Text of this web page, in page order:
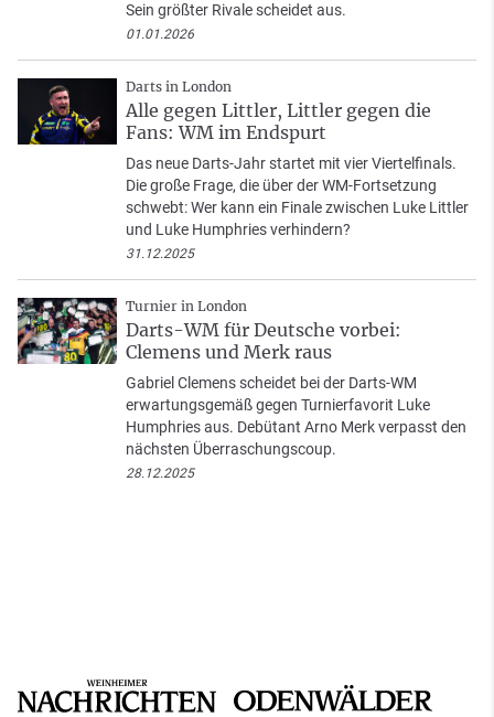
Sein größter Rivale scheidet aus.
01.01.2026
Darts in London
Alle gegen Littler, Littler gegen die
Fans: WM im Endspurt
Das neue Darts-Jahr startet mit vier Viertelfinals.
Die große Frage, die über der WM-Fortsetzung
schwebt: Wer kann ein Finale zwischen Luke Littler
und Luke Humphries verhindern?
31.12.2025
Turnier in London
Darts-WM für Deutsche vorbei:
Clemens und Merk raus
Gabriel Clemens scheidet bei der Darts-WM
erwartungsgemäß gegen Turnierfavorit Luke
Humphries aus. Debütant Arno Merk verpasst den
nächsten Überraschungscoup.
28.12.2025